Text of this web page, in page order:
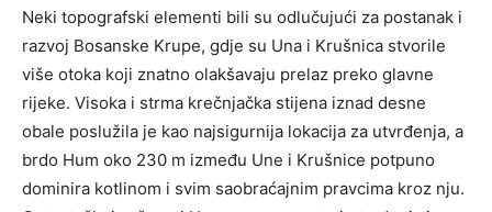
Neki topografski elementi bili su odlučujući za postanak i
razvoj Bosanske Krupe, gdje su Una i Krušnica stvorile
više otoka koji znatno olakšavaju prelaz preko glavne
rijeke. Visoka i strma krečnjačka stijena iznad desne
obale poslužila je kao najsigurnija lokacija za utvrđenja, a
brdo Hum oko 230 m između Une i Krušnice potpuno
dominira kotlinom i svim saobraćajnim pravcima kroz nju.